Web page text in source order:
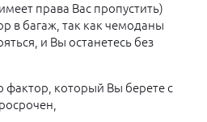
права Вас пропустить)
в багаж, так как чемоданы
и Вы останетесь без
фактор, который Вы берете с